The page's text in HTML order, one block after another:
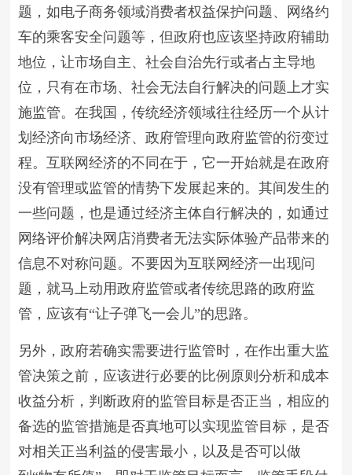
题，如电子商务领域消费者权益保护问题、网络约
车的乘客安全问题等，但政府也应该坚持政府辅助
地位，让市场自主、社会自治先行或者占主导地
位，只有在市场、社会无法自行解决的问题上才实
施监管。在我国，传统经济领域往往经历一个从计
划经济向市场经济、政府管理向政府监管的衍变过
程。互联网经济的不同在于，它一开始就是在政府
没有管理或监管的情势下发展起来的。其间发生的
一些问题，也是通过经济主体自行解决的，如通过
网络评价解决网店消费者无法实际体验产品带来的
信息不对称问题。不要因为互联网经济一出现问
题，就马上动用政府监管或者传统思路的政府监
管，应该有“让子弹飞一会儿”的思路。
另外，政府若确实需要进行监管时，在作出重大监
管决策之前，应该进行必要的比例原则分析和成本
收益分析，判断政府的监管目标是否正当，相应的
备选的监管措施是否真地可以实现监管目标，是否
对相关正当利益的侵害最小，以及是否可以做